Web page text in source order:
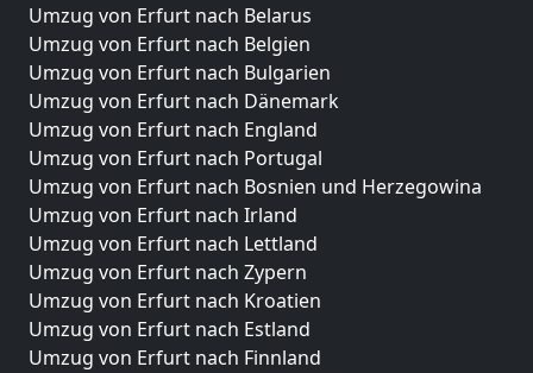
Umzug von Erfurt nach Belarus
Umzug von Erfurt nach Belgien
Umzug von Erfurt nach Bulgarien
Umzug von Erfurt nach Dänemark
Umzug von Erfurt nach England
Umzug von Erfurt nach Portugal
Umzug von Erfurt nach Bosnien und Herzegowina
Umzug von Erfurt nach Irland
Umzug von Erfurt nach Lettland
Umzug von Erfurt nach Zypern
Umzug von Erfurt nach Kroatien
Umzug von Erfurt nach Estland
Umzug von Erfurt nach Finnland